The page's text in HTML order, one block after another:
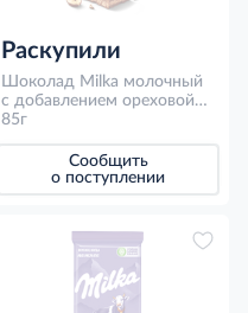
Раскупили
Шоколад Milka молочный
с добавлением ореховой
пасты из фундука и
85г
Сообщить
о поступлении